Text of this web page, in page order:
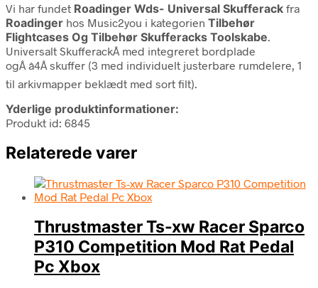
Vi har fundet Roadinger Wds- Universal Skufferack fra
Roadinger hos Music2you i kategorien Tilbehør
Flightcases Og Tilbehør Skufferacks Toolskabe.
Universalt SkufferackÂ med integreret bordplade
ogÂ â4Â skuffer (3 med individuelt justerbare rumdelere, 1
til arkivmapper beklædt med sort filt).
Yderlige produktinformationer:
Produkt id: 6845
Relaterede varer
Thrustmaster Ts-xw Racer Sparco
P310 Competition Mod Rat Pedal
Pc Xbox